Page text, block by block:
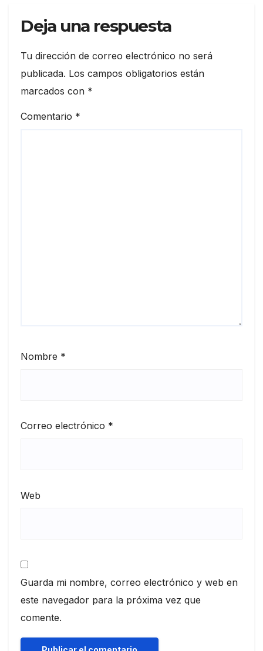
Deja una respuesta
Tu dirección de correo electrónico no será
publicada. Los campos obligatorios están
marcados con *
Comentario *
Nombre *
Correo electrónico *
Web
Guarda mi nombre, correo electrónico y web en
este navegador para la próxima vez que
comente.